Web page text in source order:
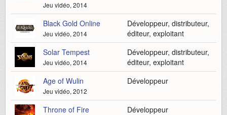
Jeu vidéo, 2014
Black Gold Online
Jeu vidéo, 2014
Développeur, distributeur,
éditeur, exploitant
Solar Tempest
Jeu vidéo, 2014
Développeur, distributeur,
éditeur, exploitant
Age of Wulin
Jeu vidéo, 2012
Développeur
Throne of Fire Développeur